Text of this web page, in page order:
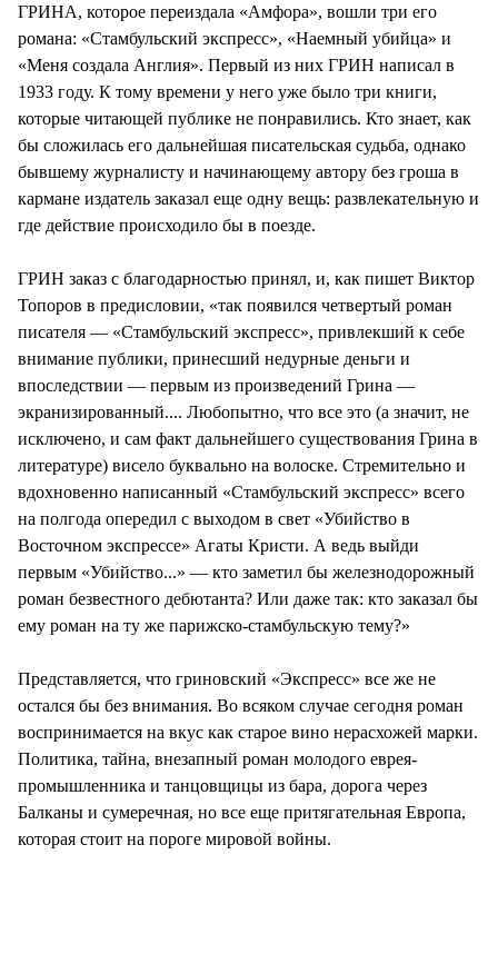
ГРИНА, которое переиздала «Амфора», вошли три его
романа: «Стамбульский экспресс», «Наемный убийца» и
«Меня создала Англия». Первый из них ГРИН написал в
1933 году. К тому времени у него уже было три книги,
которые читающей публике не понравились. Кто знает, как
бы сложилась его дальнейшая писательская судьба, однако
бывшему журналисту и начинающему автору без гроша в
кармане издатель заказал еще одну вещь: развлекательную и
где действие происходило бы в поезде.
ГРИН заказ с благодарностью принял, и, как пишет Виктор
Топоров в предисловии, «так появился четвертый роман
писателя — «Стамбульский экспресс», привлекший к себе
внимание публики, принесший недурные деньги и
впоследствии — первым из произведений Грина —
экранизированный.... Любопытно, что все это (а значит, не
исключено, и сам факт дальнейшего существования Грина в
литературе) висело буквально на волоске. Стремительно и
вдохновенно написанный «Стамбульский экспресс» всего
на полгода опередил с выходом в свет «Убийство в
Восточном экспрессе» Агаты Кристи. А ведь выйди
первым «Убийство...» — кто заметил бы железнодорожный
роман безвестного дебютанта? Или даже так: кто заказал бы
ему роман на ту же парижско-стамбульскую тему?»
Представляется, что гриновский «Экспресс» все же не
остался бы без внимания. Во всяком случае сегодня роман
воспринимается на вкус как старое вино нерасхожей марки.
Политика, тайна, внезапный роман молодого еврея-
промышленника и танцовщицы из бара, дорога через
Балканы и сумеречная, но все еще притягательная Европа,
которая стоит на пороге мировой войны.